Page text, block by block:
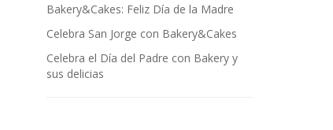
Bakery&Cakes: Feliz Día de la Madre
Celebra San Jorge con Bakery&Cakes
Celebra el Día del Padre con Bakery y
sus delicias